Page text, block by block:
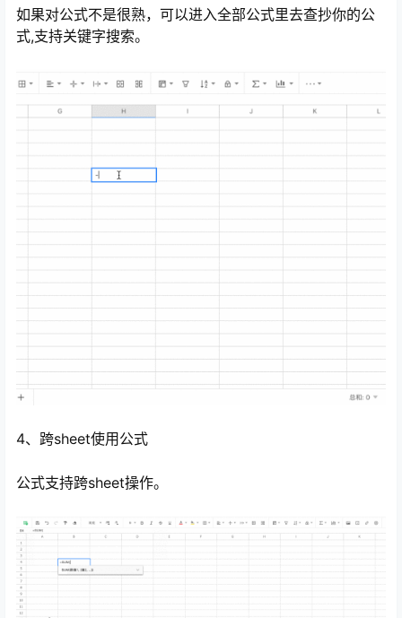
如果对公式不是很熟，可以进入全部公式里去查抄你的公
式,支持关键字搜索。
4、跨sheet使用公式
公式支持跨sheet操作。